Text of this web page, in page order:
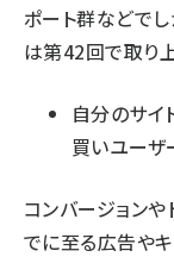
ポート群などで
は第42回で取り
自分のサイ
買いユーザ
コンバージョンや
でに至る広告や